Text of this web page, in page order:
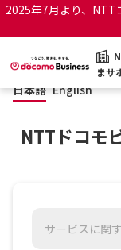
2025年7月より、NTT
まサ
NTTドコモビ
サポートト
サービス
お知らせ
日本語 English
NTTドコモ